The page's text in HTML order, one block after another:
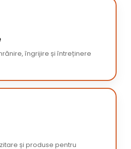
îngrijire și întreținere
și produse pentru